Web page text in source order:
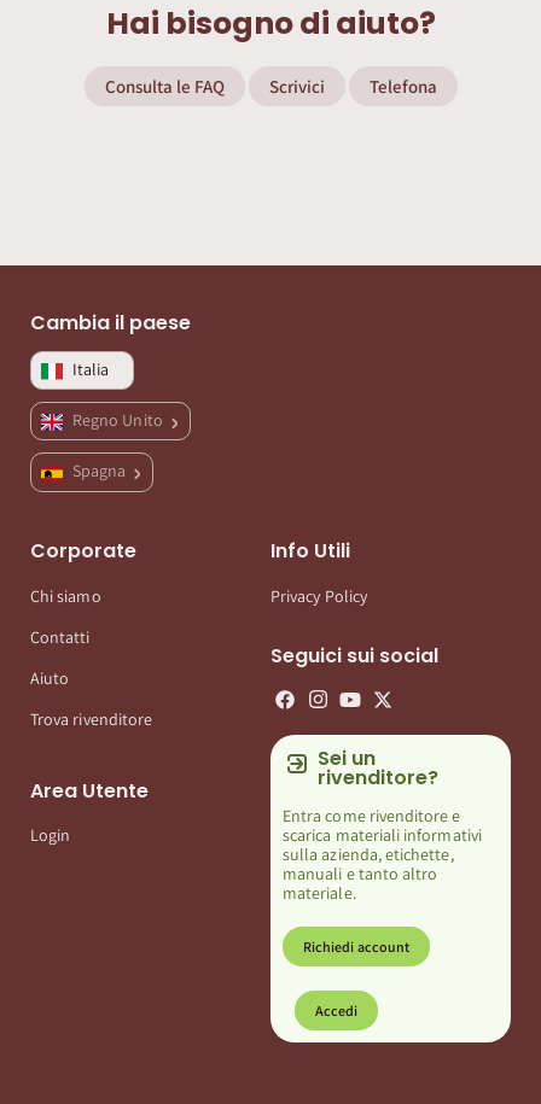
Hai bisogno di aiuto?
Consulta le FAQ Scrivici Telefona
Cambia il paese
Italia
Regno Unito
Spagna
Corporate
Chi siamo
Contatti
Aiuto
Trova rivenditore
Area Utente
Login
Info Utili
Privacy Policy
Seguici sui social
Sei un
rivenditore?
Entra come rivenditore e
scarica materiali informativi
sulla azienda, etichette,
manuali e tanto altro
materiale.
Richiedi account
Accedi